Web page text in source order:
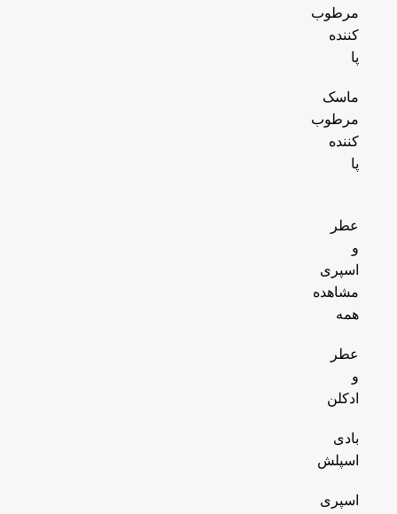
مرطوب
کننده
پا
ماسک
مرطوب
کننده
پا
عطر
و
اسپری
مشاهده
همه
عطر
و
ادکلن
بادی
اسپلش
اسپری